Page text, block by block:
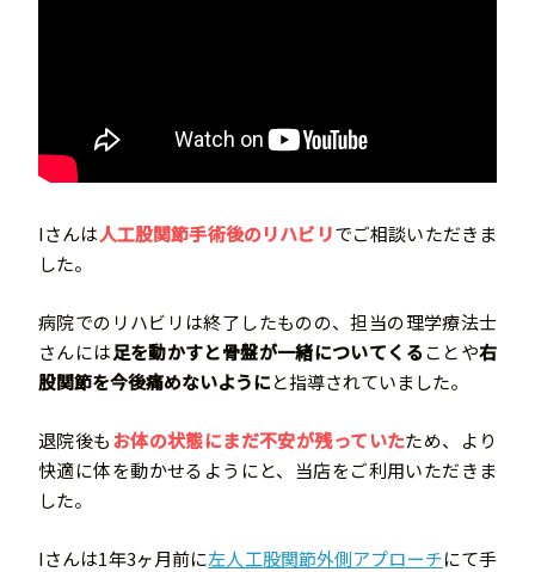
Iさんは人工股関節手術後のリハビリでご相談いただきま
した。
病院でのリハビリは終了したものの、担当の理学療法士
さんには足を動かすと骨盤が一緒についてくることや右
股関節を今後痛めないようにと指導されていました。
退院後もお体の状態にまだ不安が残っていたため、より
快適に体を動かせるようにと、当店をご利用いただきま
した。
Iさんは1年3ヶ月前に左人工股関節外側アプローチにて手